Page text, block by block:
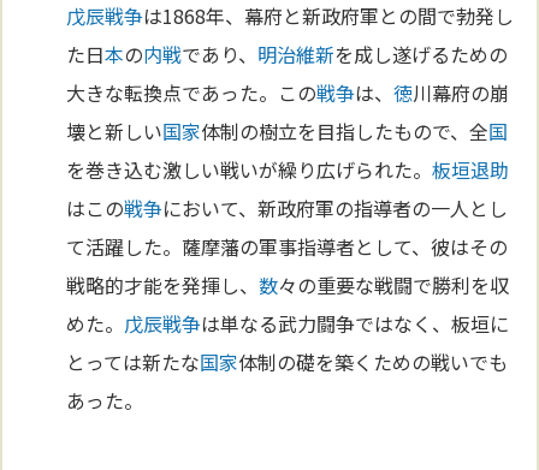
戊辰戦争は1868年、幕府と新政府軍との間で勃発し
た日本の内戦であり、 明治維新を成し遂げるための
大きな転換点であった。この戦争は、徳川幕府の崩
壊と新しい国家体制の樹立を目指したもので、全国
を巻き込む激しい戦いが繰り広げられた。板垣退助
はこの戦争において、新政府軍の指導者の一人とし
て活躍した。薩摩藩の軍事指導者として、彼はその
戦略的才能を発揮し、数々の重要な戦闘で勝利を収
めた。 戊辰戦争は単なる武力闘争ではなく、板垣に
とっては新たな国家体制の礎を築くための戦いでも
あった。